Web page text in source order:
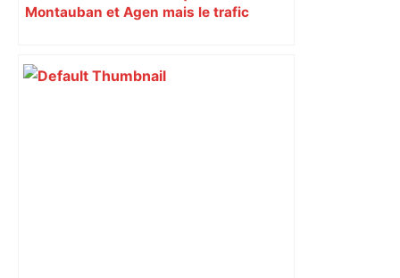
Montauban et Agen mais le trafic